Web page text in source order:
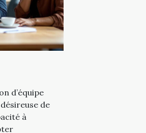
d’équipe
de
à